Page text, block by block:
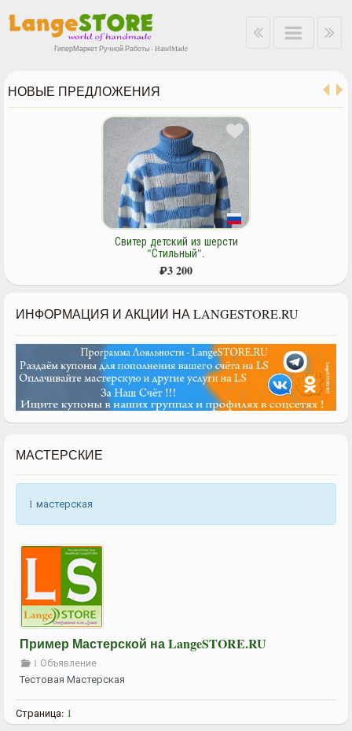
ГиперМаркет Ручной Работы - HandMade
НОВЫЕ ПРЕДЛОЖЕНИЯ
Свитер детский из шерсти
"Стильный".
₽3 200
ИНФОРМАЦИЯ И АКЦИИ НА LANGESTORE.RU
МАСТЕРСКИЕ
1 мастерская
Пример Мастерской на LangeSTORE.RU
1 Объявление
Тестовая Мастерская
Страница: 1